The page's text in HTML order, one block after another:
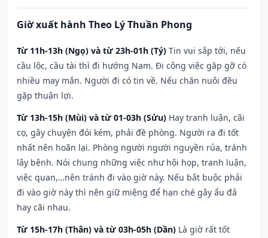
Giờ xuất hành Theo Lý Thuần Phong
Từ 11h-13h (Ngọ) và từ 23h-01h (Tý) Tin vui sắp tới, nếu
cầu lộc, cầu tài thì đi hướng Nam. Đi công việc gặp gỡ có
nhiều may mắn. Người đi có tin về. Nếu chăn nuôi đều
gặp thuận lợi.
Từ 13h-15h (Mùi) và từ 01-03h (Sửu) Hay tranh luận, cãi
cọ, gây chuyện đói kém, phải đề phòng. Người ra đi tốt
nhất nên hoãn lại. Phòng người người nguyền rủa, tránh
lây bệnh. Nói chung những việc như hội họp, tranh luận,
việc quan,…nên tránh đi vào giờ này. Nếu bắt buộc phải
đi vào giờ này thì nên giữ miệng để hạn ché gây ẩu đả
hay cãi nhau.
Từ 15h-17h (Thân) và từ 03h-05h (Dần) Là giờ rất tốt